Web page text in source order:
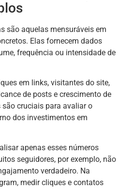
são aquelas mensuráveis em
Elas fornecem dados
frequência ou intensidade de
em links, visitantes do site,
de posts e crescimento de
são cruciais para avaliar o
dos investimentos em
apenas esses números
seguidores, por exemplo, não
verdadeiro. Na
medir cliques e contatos